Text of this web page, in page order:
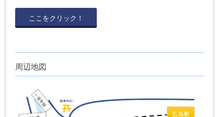
ここをクリック！
周辺地図